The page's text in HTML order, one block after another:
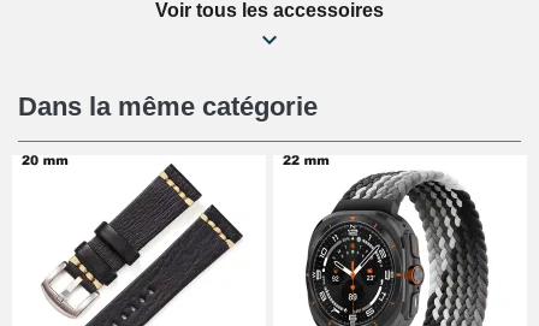
Kit Réparation Montre Débutant
16,90 €
Pied à Coulisse Numérique
9,90 €
Pince à Poinçonner (pince trou)
Voir tous les accessoires
Dans la même catégorie